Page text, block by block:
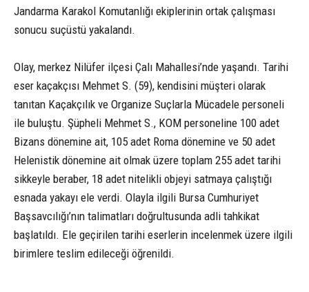
Jandarma Karakol Komutanlığı ekiplerinin ortak çalışması
sonucu suçüstü yakalandı.
Olay, merkez Nilüfer ilçesi Çalı Mahallesi’nde yaşandı. Tarihi
eser kaçakçısı Mehmet S. (59), kendisini müşteri olarak
tanıtan Kaçakçılık ve Organize Suçlarla Mücadele personeli
ile buluştu. Şüpheli Mehmet S., KOM personeline 100 adet
Bizans dönemine ait, 105 adet Roma dönemine ve 50 adet
Helenistik dönemine ait olmak üzere toplam 255 adet tarihi
sikkeyle beraber, 18 adet nitelikli objeyi satmaya çalıştığı
esnada yakayı ele verdi. Olayla ilgili Bursa Cumhuriyet
Başsavcılığı’nın talimatları doğrultusunda adli tahkikat
başlatıldı. Ele geçirilen tarihi eserlerin incelenmek üzere ilgili
birimlere teslim edileceği öğrenildi.